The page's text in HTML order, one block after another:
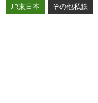
JR東日本 その他私鉄